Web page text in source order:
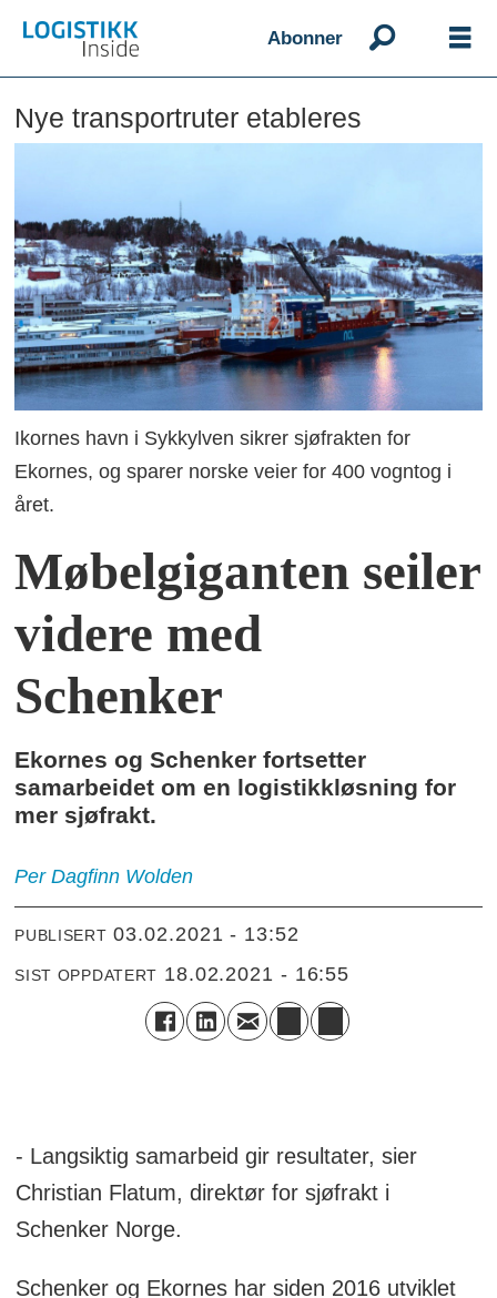
Abonner
Nye transportruter etableres
Ikornes havn i Sykkylven sikrer sjøfrakten for
Ekornes, og sparer norske veier for 400 vogntog i
året.
Møbelgiganten seiler
videre med
Schenker
Ekornes og Schenker fortsetter
samarbeidet om en logistikkløsning for
mer sjøfrakt.
Per Dagfinn Wolden
PUBLISERT 03.02.2021 - 13:52
SIST OPPDATERT 18.02.2021 - 16:55
- Langsiktig samarbeid gir resultater, sier
Christian Flatum, direktør for sjøfrakt i
Schenker Norge.
Schenker og Ekornes har siden 2016 utviklet